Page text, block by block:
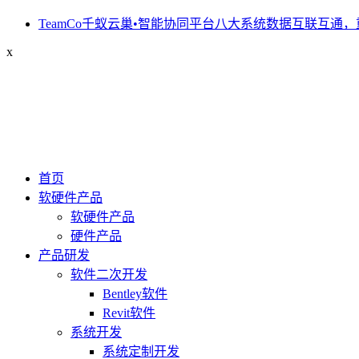
TeamCo千蚁云巢•智能协同平台八大系统数据互联互通
x
首页
软硬件产品
软硬件产品
硬件产品
产品研发
软件二次开发
Bentley软件
Revit软件
系统开发
系统定制开发